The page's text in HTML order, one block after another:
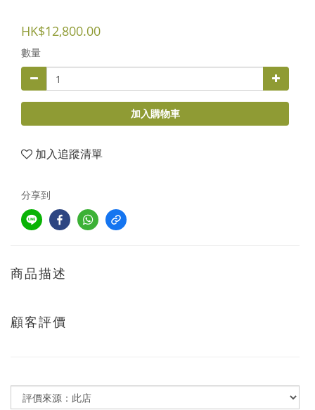
HK$12,800.00
數量
加入購物車
加入追蹤清單
分享到
商品描述
顧客評價